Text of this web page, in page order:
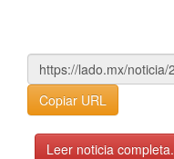
Copiar URL
Leer noticia completa.